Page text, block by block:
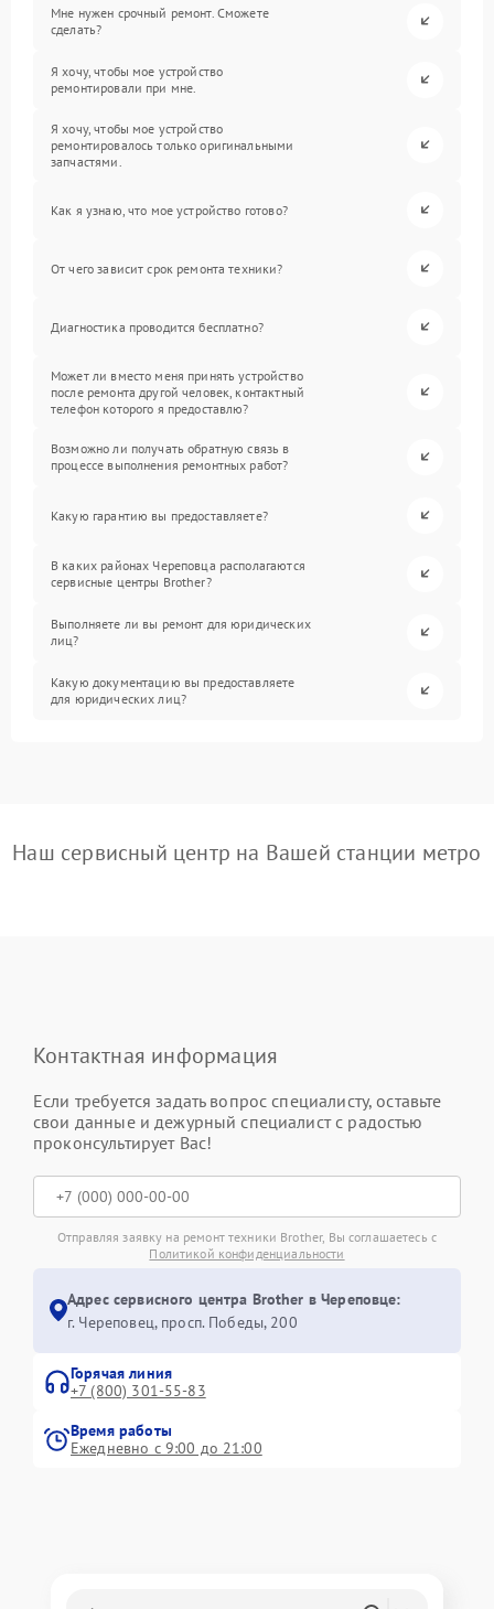
Мне нужен срочный ремонт. Сможете
сделать?
Я хочу, чтобы мое устройство
ремонтировали при мне.
Я хочу, чтобы мое устройство
ремонтировалось только оригинальными
запчастями.
Как я узнаю, что мое устройство готово?
От чего зависит срок ремонта техники?
Диагностика проводится бесплатно?
Может ли вместо меня принять устройство
после ремонта другой человек, контактный
телефон которого я предоставлю?
Возможно ли получать обратную связь в
процессе выполнения ремонтных работ?
Какую гарантию вы предоставляете?
В каких районах Череповца располагаются
сервисные центры Brother?
Выполняете ли вы ремонт для юридических
лиц?
Какую документацию вы предоставляете
для юридических лиц?
Наш сервисный центр на Вашей станции метро
Контактная информация
Если требуется задать вопрос специалисту, оставьте
свои данные и дежурный специалист с радостью
проконсультирует Вас!
Отправляя заявку на ремонт техники Brother, Вы соглашаетесь с
Политикой конфиденциальности
Адрес сервисного центра Brother в Череповце:
г. Череповец, просп. Победы, 200
Горячая линия
+7 (800) 301-55-83
Время работы
Ежедневно с 9:00 до 21:00